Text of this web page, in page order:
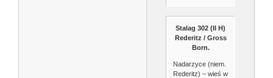
Stalag 302 (II H)
Rederitz / Gross
Born.
Nadarzyce (niem.
Rederitz) – wieś w